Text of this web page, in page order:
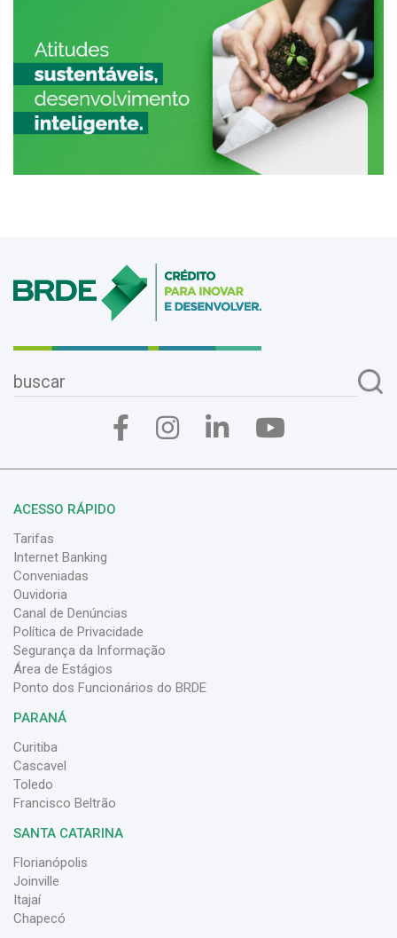
ACESSO RÁPIDO
Tarifas
Internet Banking
Conveniadas
Ouvidoria
Canal de Denúncias
Política de Privacidade
Segurança da Informação
Área de Estágios
Ponto dos Funcionários do BRDE
PARANÁ
Curitiba
Cascavel
Toledo
Francisco Beltrão
SANTA CATARINA
Florianópolis
Joinville
Itajaí
Chapecó